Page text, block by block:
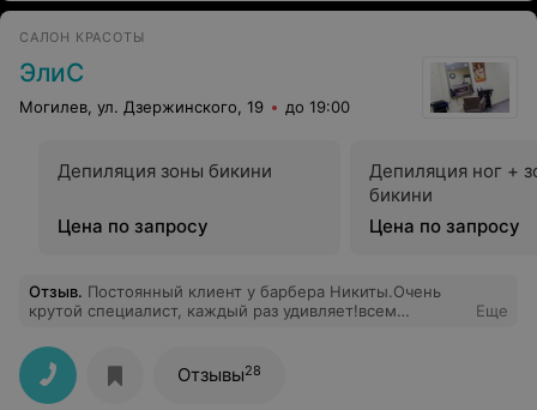
САЛОН КРАСОТЫ
ЭлиС
Могилев, ул. Дзержинского, 19 до 19:00
Депиляция зоны бикини
Цена по запросу
Депиляция ног +
бикини
Цена по запросу
Отзыв. Постоянный клиент у барбера Никиты.Очень
крутой специалист, каждый раз удивляет!всем
Еще
Отзывы28